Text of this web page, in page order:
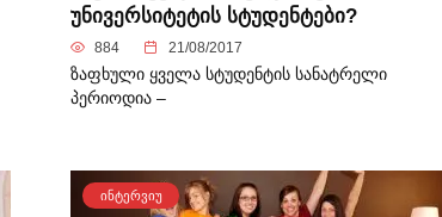
უნივერსიტეტის სტუდენტები?
884 21/08/2017
ზაფხული ყველა სტუდენტის სანატრელი
პერიოდია –
ᲘᲜᲢᲔᲠᲕᲘᲣ